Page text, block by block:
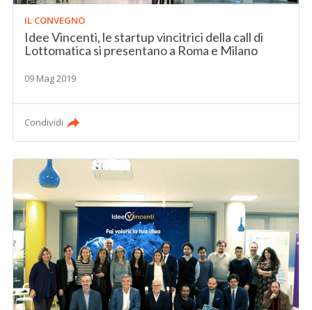
IL CONVEGNO
Idee Vincenti, le startup vincitrici della call di
Lottomatica si presentano a Roma e Milano
09 Mag 2019
Condividi